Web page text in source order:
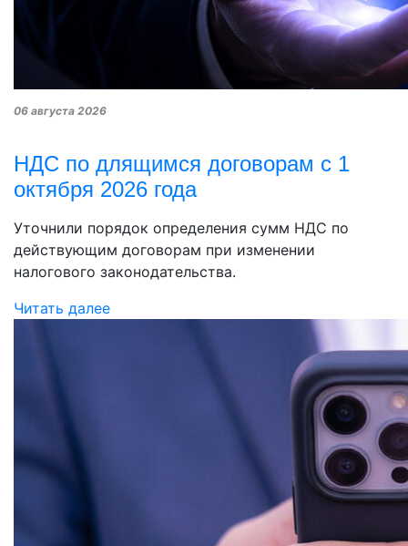
06 августа 2026
НДС по длящимся договорам с 1
октября 2026 года
Уточнили порядок определения сумм НДС по
действующим договорам при изменении
налогового законодательства.
Читать далее